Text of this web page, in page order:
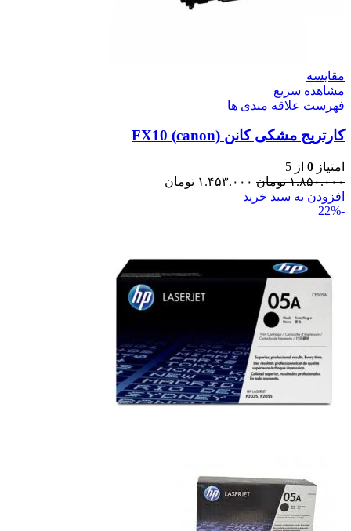
مقایسه
مشاهده سریع
فهرست علاقه مندی ها
کارتریج مشکی کانن (canon) FX10
امتیاز 0 از 5
۱.۸۵۰.۰۰۰ تومان ۱.۴۵۳.۰۰۰ تومان
افزودن به سبد خرید
-22%